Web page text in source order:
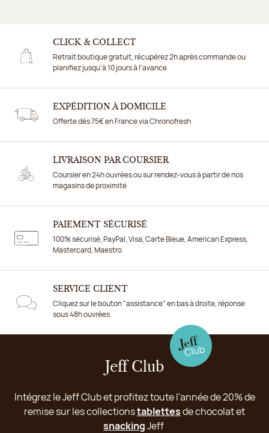
CLICK & COLLECT
Retrait boutique gratuit, récupérez 2h après commande ou
planifiez jusqu'à 10 jours à l'avance
EXPÉDITION À DOMICILE
Offerte dès 75€ en France via Chronofresh
LIVRAISON PAR COURSIER
Coursier en 24h ouvrées ou sur rendez-vous à partir de nos
magasins de proximité
PAIEMENT SÉCURISÉ
100% sécurisé, PayPal, Visa, Carte Bleue, American Express,
Mastercard, Maestro
SERVICE CLIENT
Cliquez sur le bouton "assistance" en bas à droite, réponse
sous 48h ouvrées
Jeff Club
Intégrez le Jeff Club et profitez toute l'année de 20% de
remise sur les collectionstablettesde chocolat et
snackingJeff